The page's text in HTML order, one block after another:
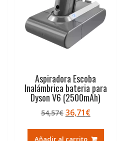
Aspiradora Escoba
Inalámbrica bateria para
Dyson V6 (2500mAh)
54,57€ El
original
36,71€El
actual
Añadir al carrito